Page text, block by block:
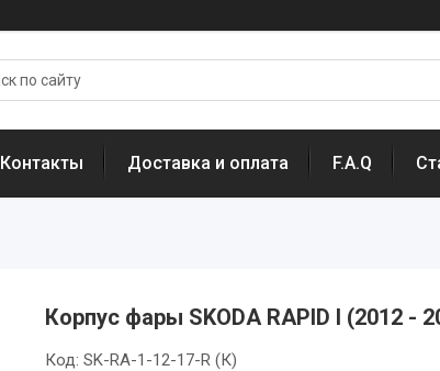
Контакты Доставка и оплата F.A.Q
Корпус фары SKODA RAPID I (2012
Код:SK-RA-1-12-17-R (К)